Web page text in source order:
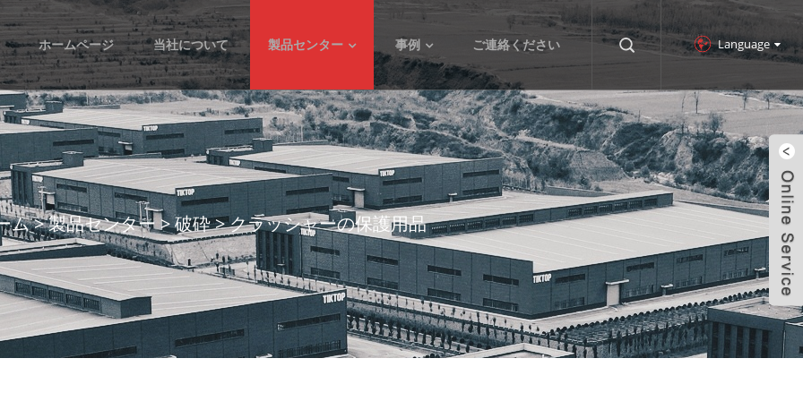
Language
ホームページ 当社について 製品センター 事例 ご連絡ください
ム>製品センター>破砕>クラッシャーの保護用品